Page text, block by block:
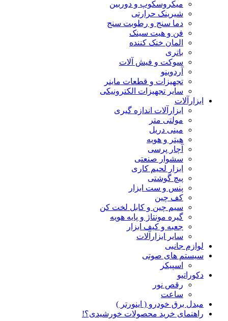
میکروسکوپ و دوربین
شیرینک حرارتی
دما سنج و رطوبت سنج
فن و هیت سینک
المان خنک کننده
باتری
سوکت و فیش آلات
آردوینو
تجهیزات و قطعات ماینر
سایر تجهیزات الکترونیکی
ابزارآلات
ابزارآلات اندازه گیری
مولتی متر
مینی دریل
هیتر و هویه
آچار پرسی
سشوار صنعتی
ابزار لحیم کاری
پیچ گوشتی
پنس و ست ابزار
کف چین
سیم چین و کابل لخت کن
گیره مونتاژ و پایه هویه
جعبه و کیف ابزار
سایر ابزارآلات
لوازم جانبی
سیستم های صوتی
اسپیکر
دکوراتیو
رقص نور
ساعت
مبدل برق خودرو ( اینورتر )
راهنمای خرید محصولات خورشیدی؟!